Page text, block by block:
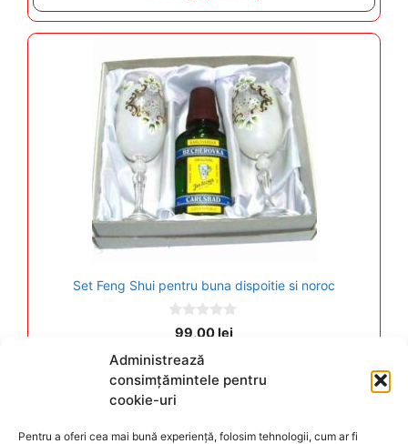
Administrează
consimțămintele pentru
cookie-uri
Pentru a oferi cea mai bună experiență, folosim tehnologii, cum ar fi
5
Set Feng Shui pentru buna dispoitie si noroc
0
t
o
5
99,00lei
Adăugați în coș